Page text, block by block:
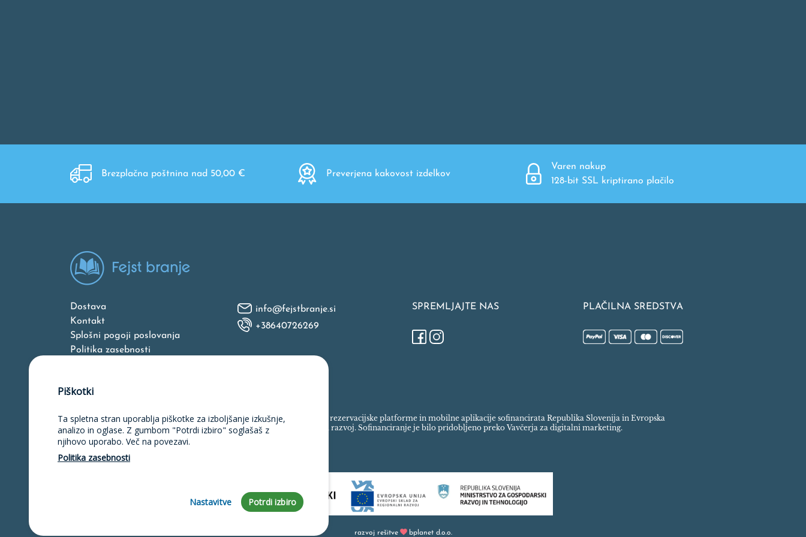
Brezplačna poštnina nad 50,00 € Preverjena kakovost izdelkov
Varen nakup
128-bit SSL kriptirano plačilo
Dostava
Kontakt
Splošni pogoji poslovanja
Politika zasebnosti
info@fejstbranje.si
+38640726269
SPREMLJAJTE NAS PLAČILNA SREDSTVA
Naložbo v izdelavo spletne strani, spletne trgovine, rezervacijske platforme in mobilne aplikacije sofinancirata Republika Slovenija in Evropska
unija iz Evropskega sklada za regionalni razvoj. Sofinanciranje je bilo pridobljeno preko Vavčerja za digitalni marketing.
razvoj rešitve bplanet d.o.o.
Piškotki
Ta spletna stran uporablja piškotke za izboljšanje izkušnje,
analizo in oglase. Z gumbom "Potrdi izbiro" soglašaš z
njihovo uporabo. Več na povezavi.
Politika zasebnosti
Nastavitve Potrdi izbiro